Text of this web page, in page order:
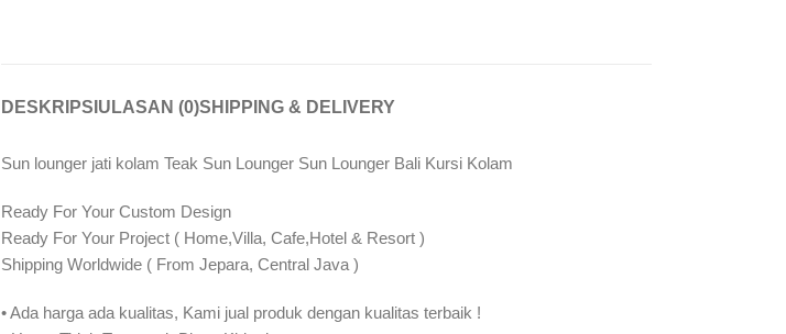
DESKRIPSI ULASAN (0)SHIPPING & DELIVERY
Sun lounger jati kolam Teak Sun Lounger Sun Lounger Bali Kursi Kolam
Ready For Your Custom Design
Ready For Your Project ( Home,Villa, Cafe,Hotel & Resort )
Shipping Worldwide ( From Jepara, Central Java )
• Ada harga ada kualitas, Kami jual produk dengan kualitas terbaik !